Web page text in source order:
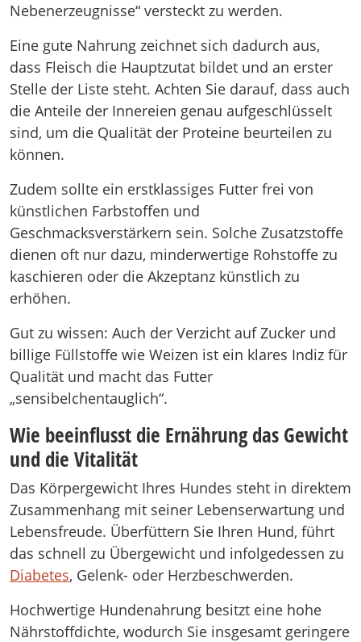
Nebenerzeugnisse“ versteckt zu werden.
Eine gute Nahrung zeichnet sich dadurch aus,
dass Fleisch die Hauptzutat bildet und an erster
Stelle der Liste steht. Achten Sie darauf, dass auch
die Anteile der Innereien genau aufgeschlüsselt
sind, um die Qualität der Proteine beurteilen zu
können.
Zudem sollte ein erstklassiges Futter frei von
künstlichen Farbstoffen und
Geschmacksverstärkern sein. Solche Zusatzstoffe
dienen oft nur dazu, minderwertige Rohstoffe zu
kaschieren oder die Akzeptanz künstlich zu
erhöhen.
Gut zu wissen: Auch der Verzicht auf Zucker und
billige Füllstoffe wie Weizen ist ein klares Indiz für
Qualität und macht das Futter
„sensibelchentauglich“.
Wie beeinflusst die Ernährung das Gewicht
und die Vitalität
Das Körpergewicht Ihres Hundes steht in direktem
Zusammenhang mit seiner Lebenserwartung und
Lebensfreude. Überfüttern Sie Ihren Hund, führt
das schnell zu Übergewicht und infolgedessen zu
Diabetes, Gelenk- oder Herzbeschwerden.
Hochwertige Hundenahrung besitzt eine hohe
Nährstoffdichte, wodurch Sie insgesamt geringere